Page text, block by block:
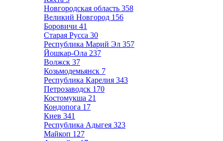
Новгородская область 358
Великий Новгород 156
Боровичи 41
Старая Русса 30
Республика Марий Эл 357
Йошкар-Ола 237
Волжск 37
Козьмодемьянск 7
Республика Карелия 343
Петрозаводск 170
Костомукша 21
Кондопога 17
Киев 341
Республика Адыгея 323
Майкоп 127